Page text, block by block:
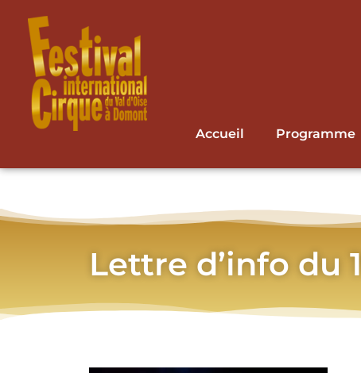
Accueil Programme
Lettre d’info du